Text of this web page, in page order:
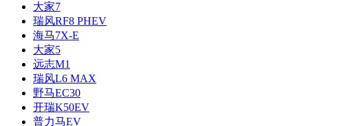
大家7
瑞风RF8 PHEV
海马7X-E
大家5
远志M1
瑞风L6 MAX
野马EC30
开瑞K50EV
普力马EV